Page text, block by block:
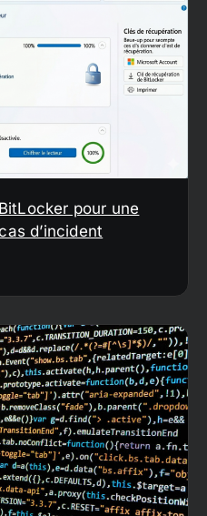
pour une
d’incident